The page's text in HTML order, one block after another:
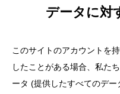
データに対
このサイトのアカウントを
したことがある場合、私た
ータ (提供したすべてのデ